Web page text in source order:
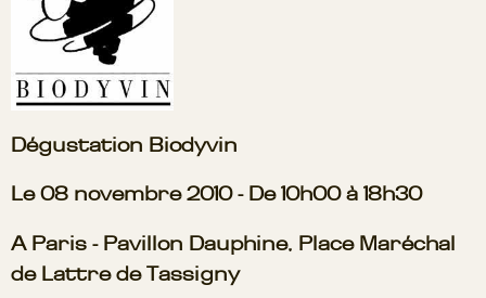
Dégustation Biodyvin
Le 08 novembre 2010 - De 10h00 à 18h30
A Paris - Pavillon Dauphine, Place Maréchal
de Lattre de Tassigny